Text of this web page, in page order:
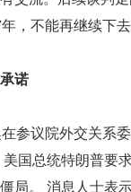
，不能再继续下
诺
参议院外交关系
国总统特朗普要
局。 消息人士